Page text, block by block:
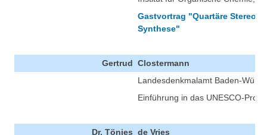
Gastvortrag "Quartäre
Synthese"
Gertrud Clostermann
Landesdenkmalamt Baden-
Einführung in das UNESCO-
Dr. Tönjes de Vries